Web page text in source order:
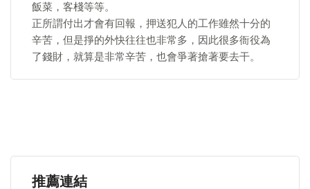
飯菜，客棧等等。
正所謂付出才會有回報，押送犯人的工作雖然十分的
辛苦，但是掙的外快往往也非常多，因此很多衙役為
了錢財，就算是非常辛苦，也會爭著搶著要去干。
推薦連結